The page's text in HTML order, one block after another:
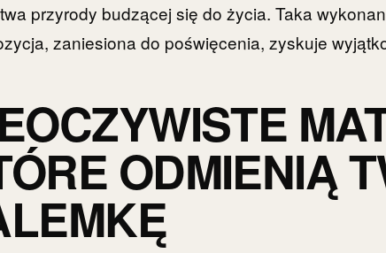
przyrody budzącej się do życia. Taka
zaniesiona do poświęcenia, zyskuje
ODMIENIĄ